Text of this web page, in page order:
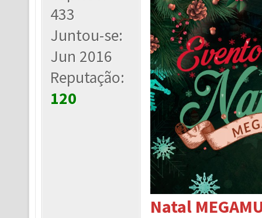
433
Juntou-se:
Jun 2016
Reputação:
120
Natal